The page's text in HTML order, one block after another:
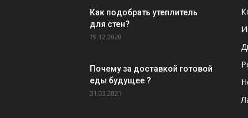
Как подобрать утеплитель
для стен?
19.12.2020
Почему за доставкой готовой
еды будущее ?
31.03.2021